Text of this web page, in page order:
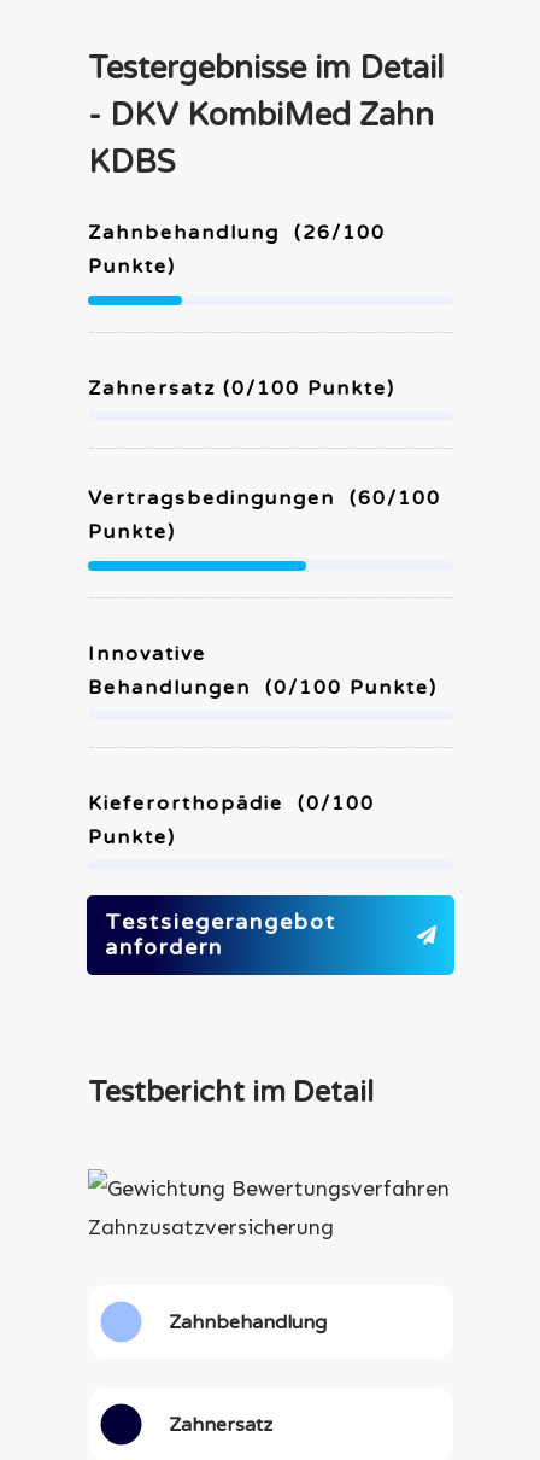
Testergebnisse im Detail
- DKV KombiMed Zahn
KDBS
Zahnbehandlung (26/100
Punkte)
Zahnersatz (0/100 Punkte)
Vertragsbedingungen (60/100
Punkte)
Innovative
Behandlungen
(0/100 Punkte)
Kieferorthopädie (0/100
Punkte)
Testsiegerangebot
anfordern
Testbericht im Detail
Zahnbehandlung
Zahnersatz